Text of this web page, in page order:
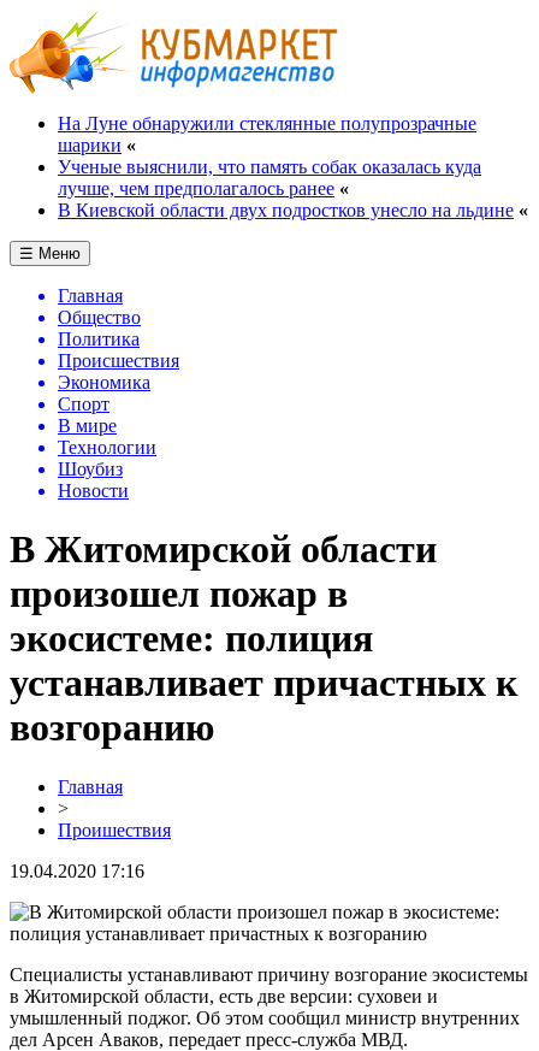
На Луне обнаружили стеклянные полупрозрачные
шарики «
Ученые выяснили, что память собак оказалась куда
лучше, чем предполагалось ранее «
В Киевской области двух подростков унесло на льдине «
☰ Меню
Главная
Общество
Политика
Происшествия
Экономика
Спорт
В мире
Технологии
Шоубиз
Новости
В Житомирской области
произошел пожар в
экосистеме: полиция
устанавливает причастных к
возгоранию
Главная
>
Проишествия
19.04.2020 17:16
Специалисты устанавливают причину возгорание экосистемы
в Житомирской области, есть две версии: суховеи и
умышленный поджог. Об этом сообщил министр внутренних
дел Арсен Аваков, передает пресс-служба МВД.